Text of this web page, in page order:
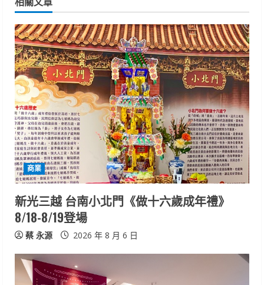
u
e
R
e
a
d
i
n
g
商業
新光三越 台南小北門《做十六歲成年禮》
8/18-8/19登場
蔡 永源 2026 年 8 月 6 日